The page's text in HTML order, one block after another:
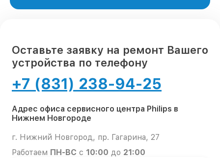
Оставьте заявку на ремонт Вашего
устройства по телефону
+7 (831) 238-94-25
Адрес офиса сервисного центра Philips в
Нижнем Новгороде
г. Нижний Новгород, пр. Гагарина, 27
Работаем ПН-ВС с 10:00 до 21:00